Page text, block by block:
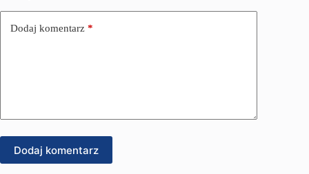
Dodaj komentarz *
Dodaj komentarz